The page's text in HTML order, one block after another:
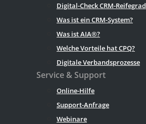
Digital-Check CRM-Reifegrad
Was ist ein CRM-System?
Was ist AIA®?
Welche Vorteile hat CPQ?
Digitale Verbandsprozesse
Service & Support
Online-Hilfe
Support-Anfrage
Webinare